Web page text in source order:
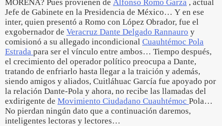
MORENA? Pues provienen de Alfonso Romo Garza , actual
Jefe de Gabinete en la Presidencia de México… Y en ese
inter, quien presentó a Romo con López Obrador, fue el
exgobernador de Veracruz Dante Delgado Rannauro y
comisionó a su allegado incondicional Cuauhtémoc Pola
Estrada para ser el vínculo entre ambos… Tiempo después,
el crecimiento del operador político preocupa a Dante,
tratando de enfriarlo hasta llegar a la traición y además,
siendo amigos y aliados, Cuitláhuac García fue apoyado por
la relación Dante-Pola y ahora, no recibe las llamadas del
exdirigente de Movimiento Ciudadano Cuauhtémoc Pola…
No pierdan ningún dato que a continuación daremos,
inteligentes lectoras y lectores…